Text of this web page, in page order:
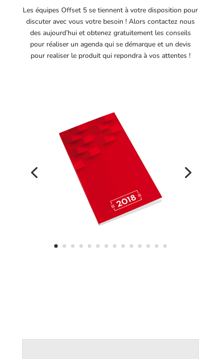
Les équipes Offset 5 se tiennent à votre disposition pour
discuter avec vous votre besoin ! Alors contactez nous
des aujourd’hui et obtenez gratuitement les conseils
pour réaliser un agenda qui se démarque et un devis
pour realiser le produit qui repondra à vos attentes !